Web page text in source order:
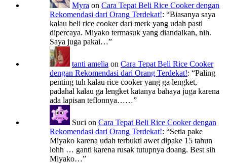
Myra on Cara Tepat Beli Rice Cooker dengan
Rekomendasi dari Orang Terdekat!: “Biasanya saya
kalau beli rice cooker dari merk yang udah pasti
dipercaya. Miyako termasuk yang diandalkan, nih.
Saya juga pakai…”
tanti amelia on Cara Tepat Beli Rice Cooker
dengan Rekomendasi dari Orang Terdekat!: “Paling
penting tuh kalau rice cooker yang ga lengket,
padahal kalau ga lengket katanya bahaya juga karena
ada lapisan teflonnya……”
Suci on Cara Tepat Beli Rice Cooker dengan
Rekomendasi dari Orang Terdekat!: “Setia pake
Miyako karena udah terbukti awet dipake 15 tahun
lohh … ganti karena rusak tutupnya doang. Best sih
Miyako…”